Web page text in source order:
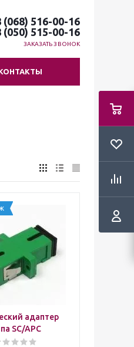
(068) 516-00-16
(050) 515-00-16
ЗАКАЗАТЬ ЗВОНОК
адаптер
SC/APC